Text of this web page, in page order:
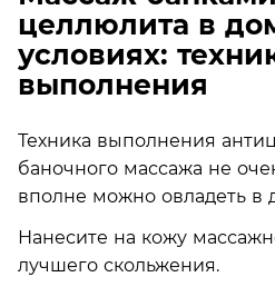
целлюлита в
условиях:
выполнения
Техника выполнения
баночного массажа не
вполне можно овладеть в
Нанесите на кожу
лучшего скольжения.